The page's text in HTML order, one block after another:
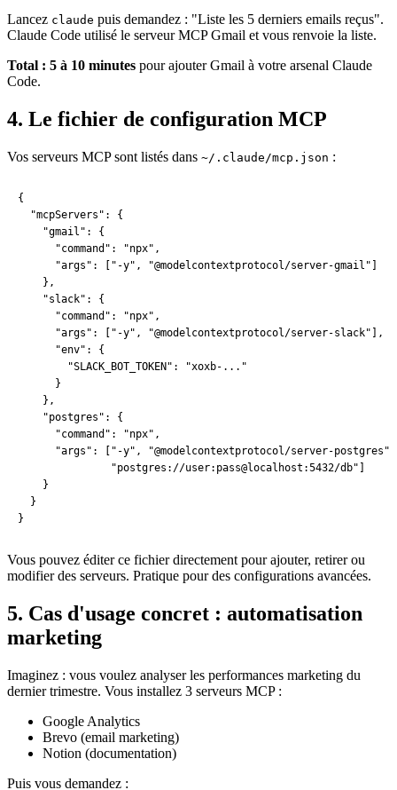
Lancez claude puis demandez : "Liste les 5 derniers emails reçus".
Claude Code utilisé le serveur MCP Gmail et vous renvoie la liste.
Total : 5 à 10 minutes pour ajouter Gmail à votre arsenal Claude
Code.
4. Le fichier de configuration MCP
Vos serveurs MCP sont listés dans ~/.claude/mcp.json :
{
  "mcpServers": {
    "gmail": {
      "command": "npx",
      "args": ["-y", "@modelcontextprotocol/server-gmail"]
    },
    "slack": {
      "command": "npx",
      "args": ["-y", "@modelcontextprotocol/server-slack"],
      "env": {
        "SLACK_BOT_TOKEN": "xoxb-..."
      }
    },
    "postgres": {
      "command": "npx",
      "args": ["-y", "@modelcontextprotocol/server-postgres",
               "postgres://user:pass@localhost:5432/db"]
    }
  }
}
Vous pouvez éditer ce fichier directement pour ajouter, retirer ou
modifier des serveurs. Pratique pour des configurations avancées.
5. Cas d'usage concret : automatisation
marketing
Imaginez : vous voulez analyser les performances marketing du
dernier trimestre. Vous installez 3 serveurs MCP :
Google Analytics
Brevo (email marketing)
Notion (documentation)
Puis vous demandez :